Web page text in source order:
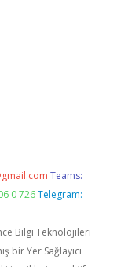
Teams:
0 726 Telegram:
Bilgi Teknolojileri
bir Yer Sağlayıcı